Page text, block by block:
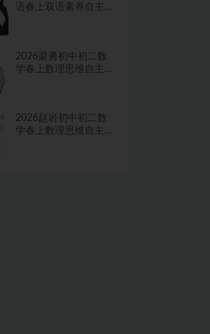
语春上双语素养自主
2026梁勇初中初二数
学春上数理思维自主
2026赵岩初中初二数
学春上数理思维自主